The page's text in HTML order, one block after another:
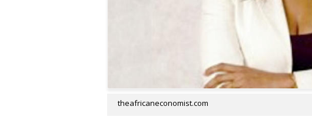
theafricaneconomist.com